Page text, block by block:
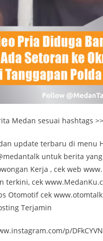
Medan sesuai hashtags
update terbaru di menu
untuk berita
Kerja , cek web
terkini, cek
Otomotif cek
Terjamin
p/